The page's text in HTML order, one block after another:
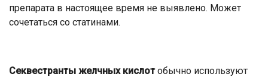
препарата в настоящее время не выявлено. Может
сочетаться со статинами.
Секвестранты желчных кислотобычно используют